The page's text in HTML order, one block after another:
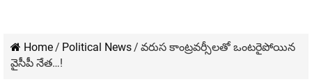
Home/ Political News/ వ‌రుస కాంట్ర‌వ‌ర్సీల‌తో ఒంట‌రైపోయిన
వైసీపీ నేత‌…!